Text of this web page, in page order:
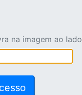
na imagem ao